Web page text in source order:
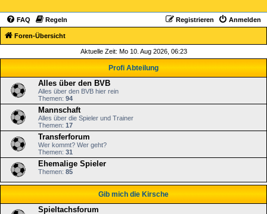
FAQ Regeln Anmelden
Registrieren
Foren-Übersicht
Aktuelle Zeit: Mo 10. Aug 2026, 06:23
Profi Abteilung
Alles über den BVB
Alles über den BVB hier rein
Themen: 94
Mannschaft
Alles über die Spieler und Trainer
Themen: 17
Transferforum
Wer kommt? Wer geht?
Themen: 31
Ehemalige Spieler
Themen: 85
Gib mich die Kirsche
Spieltachsforum